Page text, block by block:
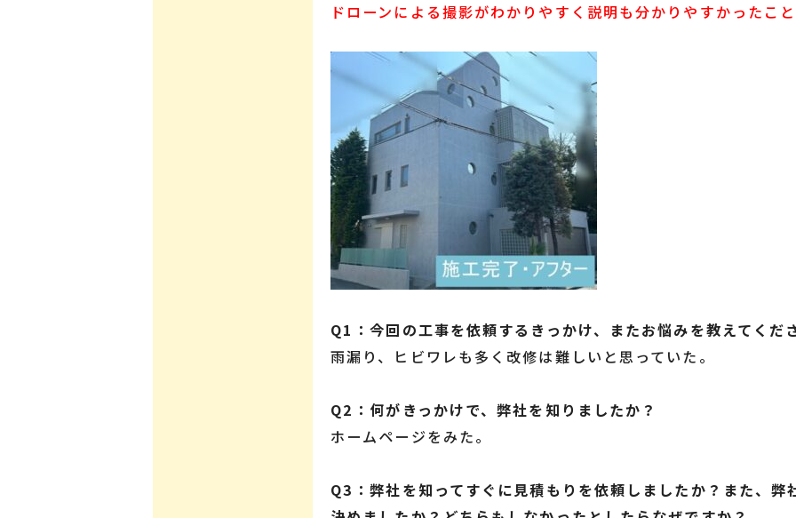
ドローンによる撮影がわかりやすく説明も分かりやすかったこと
Q1：今回の工事を依頼するきっかけ、またお悩みを教えてくだ
雨漏り、ヒビワレも多く改修は難しいと思っていた。
Q2：何がきっかけで、弊社を知りましたか？
ホームページをみた。
Q3：弊社を知ってすぐに見積もりを依頼しましたか？また、